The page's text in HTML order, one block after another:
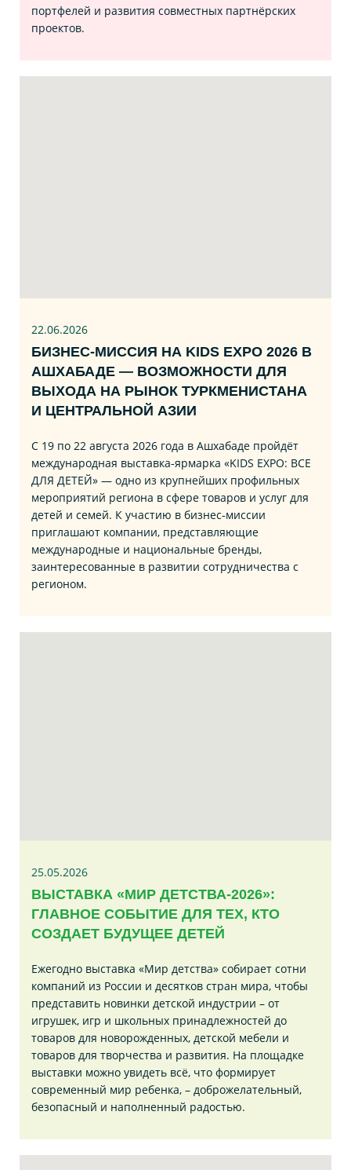
портфелей и развития совместных партнёрских
проектов.
22.06.2026
БИЗНЕС‑МИССИЯ НА KIDS EXPO 2026 В
АШХАБАДЕ — ВОЗМОЖНОСТИ ДЛЯ
ВЫХОДА НА РЫНОК ТУРКМЕНИСТАНА
И ЦЕНТРАЛЬНОЙ АЗИИ
С 19 по 22 августа 2026 года в Ашхабаде пройдёт
международная выставка‑ярмарка «KIDS EXPO: ВСЕ
ДЛЯ ДЕТЕЙ» — одно из крупнейших профильных
мероприятий региона в сфере товаров и услуг для
детей и семей. К участию в бизнес‑миссии
приглашают компании, представляющие
международные и национальные бренды,
заинтересованные в развитии сотрудничества с
регионом.
25.05.2026
ВЫСТАВКА «МИР ДЕТСТВА-2026»:
ГЛАВНОЕ СОБЫТИЕ ДЛЯ ТЕХ, КТО
СОЗДАЕТ БУДУЩЕЕ ДЕТЕЙ
Ежегодно выставка «Мир детства» собирает сотни
компаний из России и десятков стран мира, чтобы
представить новинки детской индустрии – от
игрушек, игр и школьных принадлежностей до
товаров для новорожденных, детской мебели и
товаров для творчества и развития. На площадке
выставки можно увидеть всё, что формирует
современный мир ребенка, – доброжелательный,
безопасный и наполненный радостью.